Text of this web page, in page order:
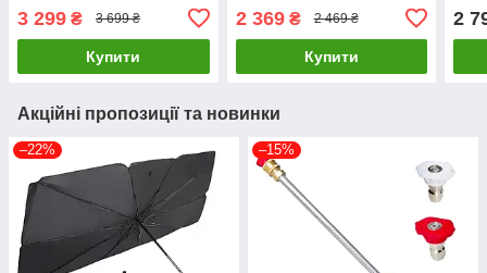
3 299 ₴ 3 699 ₴
Купити
2 369₴ 2 469 ₴
Купити
2
Акційні пропозиції та новинки
–22% –15%